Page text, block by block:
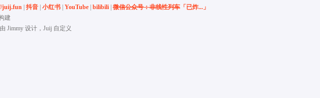
juij.fun| 抖音| 小红书| YouTube| bilibili|微信公众号：非线性列车「已炸...」
建
Jimmy设计，Juij 自定义